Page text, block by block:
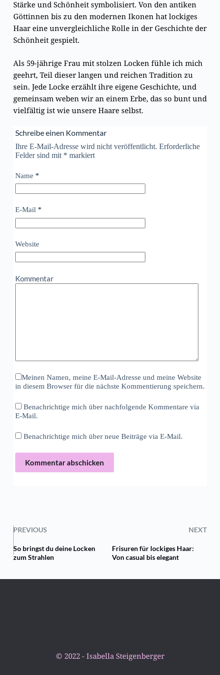
Stärke und Schönheit symbolisiert. Von den antiken
Göttinnen bis zu den modernen Ikonen hat lockiges
Haar eine unvergleichliche Rolle in der Geschichte der
Schönheit gespielt.
Als 59-jährige Frau mit stolzen Locken fühle ich mich
geehrt, Teil dieser langen und reichen Tradition zu
sein. Jede Locke erzählt ihre eigene Geschichte, und
gemeinsam weben wir an einem Erbe, das so bunt und
vielfältig ist wie unsere Haare selbst.
Schreibe einen Kommentar
Ihre E-Mail-Adresse wird nicht veröffentlicht. Erforderliche
Felder sind mit * markiert
Name *
E-Mail*
Website
Kommentar
Meinen Namen, meine E-Mail-Adresse und meine Website
in diesem Browser für die nächste Kommentierung speichern.
Benachrichtige mich über nachfolgende Kommentare via
E-Mail.
Benachrichtige mich über neue Beiträge via E-Mail.
Kommentar abschicken
PREVIOUS NEXT
So bringst du deine Locken
zum Strahlen
Frisuren für lockiges Haar:
Von casual bis elegant
© 2022 - Isabella Steigenberger